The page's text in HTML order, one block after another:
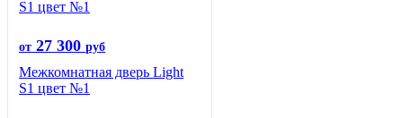
от 27 300 руб
Межкомнатная дверь Light
S1 цвет №1